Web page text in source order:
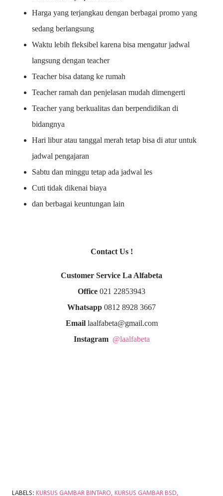
Harga yang terjangkau dengan berbagai promo yang
sedang berlangsung
Waktu lebih fleksibel karena bisa mengatur jadwal
langsung dengan teacher
Teacher bisa datang ke rumah
Teacher ramah dan penjelasan mudah dimengerti
Teacher yang berkualitas dan berpendidikan di
bidangnya
Hari libur atau tanggal merah tetap bisa di atur untuk
jadwal pengajaran
Sabtu dan minggu tetap ada jadwal les
Cuti tidak dikenai biaya
dan berbagai keuntungan lain
Contact Us !
Customer Service La Alfabeta
Office 021 22853943
Whatsapp 0812 8928 3667
Emaillaalfabeta@gmail.com
Instagram @laalfabeta
LABELS: KURSUS GAMBAR BINTARO KURSUS GAMBAR BSD